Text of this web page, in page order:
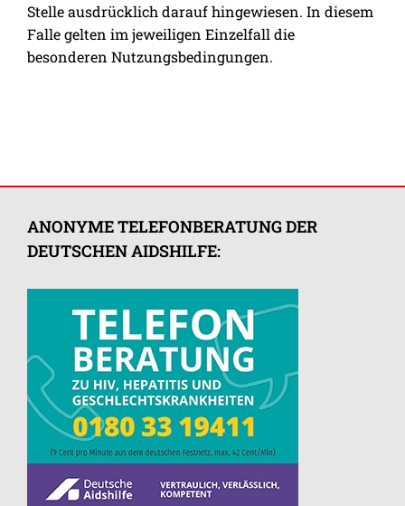
Stelle ausdrücklich darauf hingewiesen. In diesem
Falle gelten im jeweiligen Einzelfall die
besonderen Nutzungsbedingungen.
ANONYME TELEFONBERATUNG DER
DEUTSCHEN AIDSHILFE: